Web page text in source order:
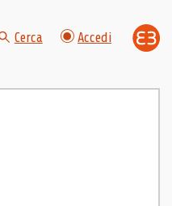
Cerca Accedi